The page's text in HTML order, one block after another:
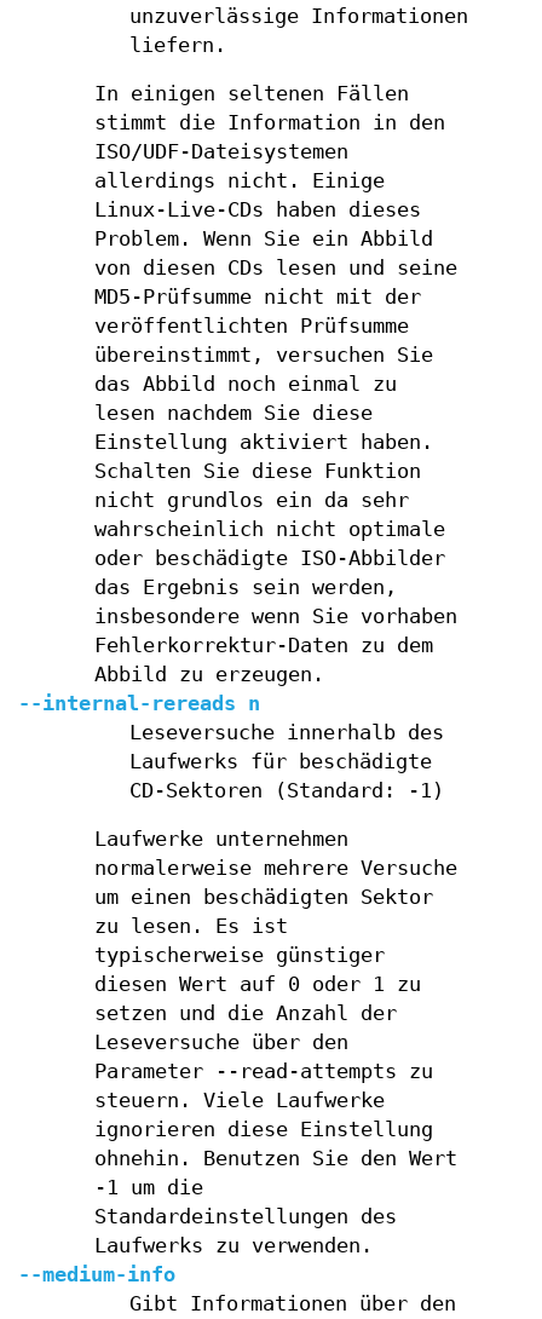
unzuverlässige Informationen
liefern.
In einigen seltenen Fällen
stimmt die Information in den
ISO/UDF-Dateisystemen
allerdings nicht. Einige
Linux-Live-CDs haben dieses
Problem. Wenn Sie ein Abbild
von diesen CDs lesen und seine
MD5-Prüfsumme nicht mit der
veröffentlichten Prüfsumme
übereinstimmt, versuchen Sie
das Abbild noch einmal zu
lesen nachdem Sie diese
Einstellung aktiviert haben.
Schalten Sie diese Funktion
nicht grundlos ein da sehr
wahrscheinlich nicht optimale
oder beschädigte ISO-Abbilder
das Ergebnis sein werden,
insbesondere wenn Sie vorhaben
Fehlerkorrektur-Daten zu dem
Abbild zu erzeugen.
--internal-rereads n
Leseversuche innerhalb des
Laufwerks für beschädigte
CD-Sektoren (Standard: -1)
Laufwerke unternehmen
normalerweise mehrere Versuche
um einen beschädigten Sektor
zu lesen. Es ist
typischerweise günstiger
diesen Wert auf 0 oder 1 zu
setzen und die Anzahl der
Leseversuche über den
Parameter --read-attempts zu
steuern. Viele Laufwerke
ignorieren diese Einstellung
ohnehin. Benutzen Sie den Wert
-1 um die
Standardeinstellungen des
Laufwerks zu verwenden.
--medium-info
Gibt Informationen über den